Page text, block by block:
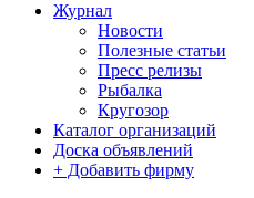
Журнал
Новости
Полезные статьи
Пресс релизы
Рыбалка
Кругозор
Каталог организаций
Доска объявлений
+ Добавить фирму